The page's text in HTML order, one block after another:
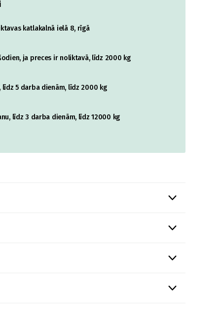
katlakalnā ielā 8, rīgā
ja preces ir noliktavā, līdz 2000 kg
5 darba dienām, līdz 2000 kg
līdz 3 darba dienām, līdz 12000 kg